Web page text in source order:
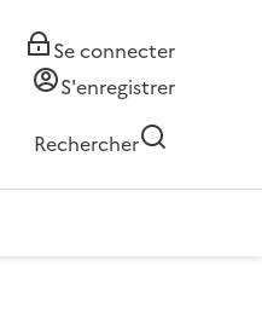
Se connecter
S'enregistrer
Rechercher